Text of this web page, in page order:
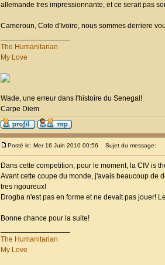
allemande tres impressionnante, et ce serait pas
Cameroun, Cote d'Ivoire, nous sommes derriere
The Humanitarian
My Love
Wade, une erreur dans l'histoire du Senegal!
Carpe Diem
Posté le: Mer 16 Juin 2010 00:56 Sujet du message:
Dans cette competition, pour le moment, la CIV is
Avant cette coupe du monde, j'avais beaucoup de
tres rigoureux!
Drogba n'est pas en forme et ne devait pas jouer!
Bonne chance pour la suite!
The Humanitarian
My Love